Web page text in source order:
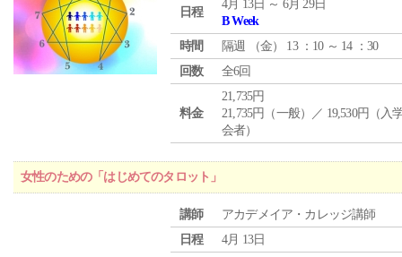
日程
4月 13日 ～ 6月 29日
B Week
時間
隔週 （金） 13 ：10 ～ 14 ：30
回数
全6回
料金
21,735円
21,735円（一般）／ 19,530円（入
会者）
女性のための「はじめてのタロット」
講師
アカデメイア・カレッジ講師
日程
4月 13日